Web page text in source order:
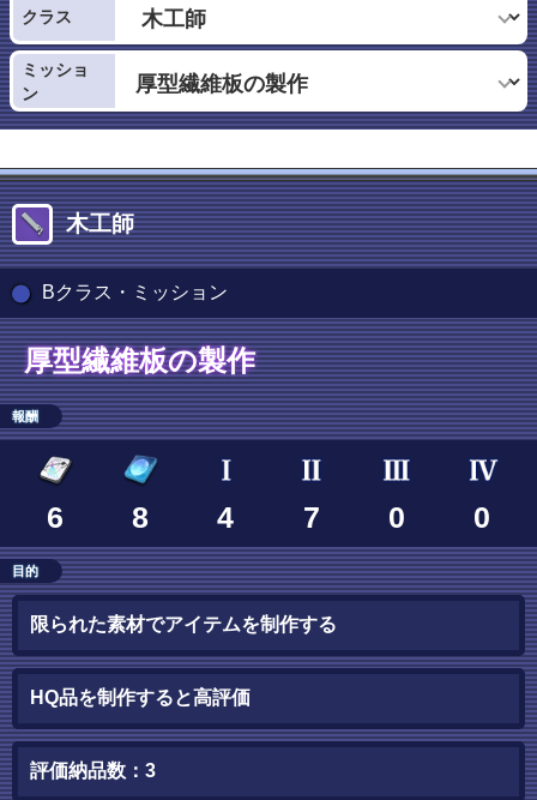
クラス
ミッショ
ン
木工師
Bクラス・ミッション
厚型繊維板の製作
報酬
6 8 4 7 0 0
目的
限られた素材でアイテムを制作する
HQ品を制作すると高評価
評価納品数：3